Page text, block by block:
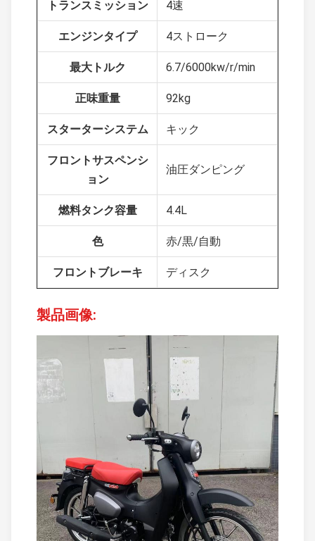
トランスミッション 4速
エンジンタイプ 4ストローク
最大トルク 6.7/6000kw/r/min
正味重量 92kg
スターターシステム キック
フロントサスペンシ
ョン
油圧ダンピング
燃料タンク容量 4.4L
色 赤/黒/自動
フロントブレーキ ディスク
製品画像: